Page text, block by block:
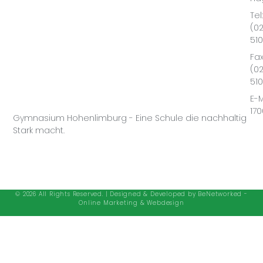
Gymnasium Hohenlimburg - Eine Schule die nachhaltig
Stark macht.
Tel:
E-
© 2026 All Rights Reserved. | Designed & Developed by BeNetworked -
Online Marketing & Webdesign